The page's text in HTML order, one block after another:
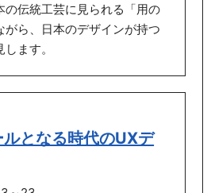
の伝統工芸に見られる「用の
がら、日本のデザインが持つ
ます。
となる時代のUXデ